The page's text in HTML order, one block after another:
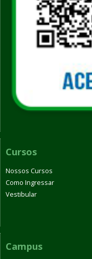
Cursos
Nossos Cursos
Como Ingressar
Vestibular
Campus